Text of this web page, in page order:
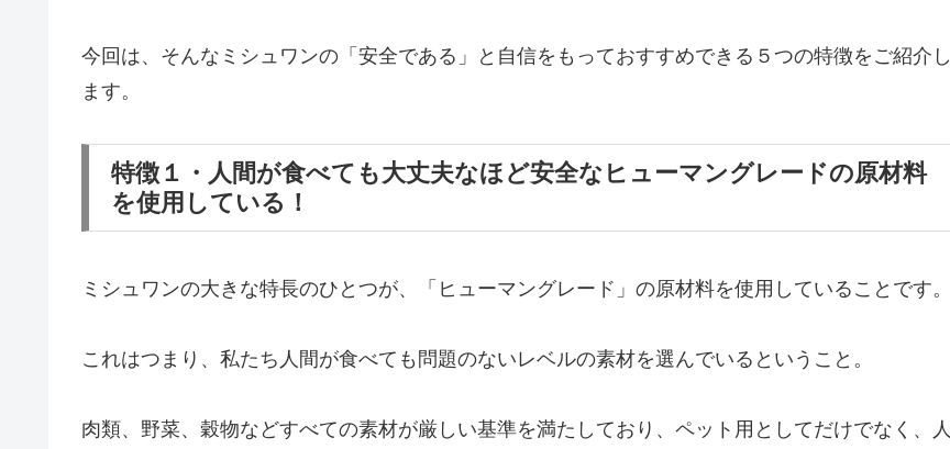
今回は、そんなミシュワンの「安全である」と自信をもっておすすめできる５つの特徴をご紹介し
ます。
特徴１・人間が食べても大丈夫なほど安全なヒューマングレードの原材料
を使用している！
ミシュワンの大きな特長のひとつが、「ヒューマングレード」の原材料を使用していることです。
これはつまり、私たち人間が食べても問題のないレベルの素材を選んでいるということ。
肉類、野菜、穀物などすべての素材が厳しい基準を満たしており、ペット用としてだけでなく、人